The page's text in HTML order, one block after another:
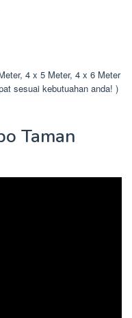
4 x 5 Meter, 4 x 6 Meter
sesuai kebutuahan anda! )
Taman